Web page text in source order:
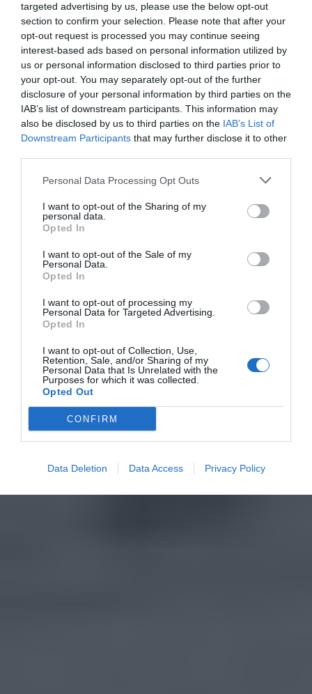
targeted advertising by us, please use the below opt-out
section to confirm your selection. Please note that after your
opt-out request is processed you may continue seeing
interest-based ads based on personal information utilized by
us or personal information disclosed to third parties prior to
your opt-out. You may separately opt-out of the further
disclosure of your personal information by third parties on the
IAB’s list of downstream participants. This information may
also be disclosed by us to third parties on the IAB’s List of
Downstream Participants that may further disclose it to other
Personal Data Processing Opt Outs
I want to opt-out of the Sharing of my
personal data.
Opted In
I want to opt-out of the Sale of my
Personal Data.
Opted In
I want to opt-out of processing my
Personal Data for Targeted Advertising.
Opted In
I want to opt-out of Collection, Use,
Retention, Sale, and/or Sharing of my
Personal Data that Is Unrelated with the
Purposes for which it was collected.
Opted Out
CONFIRM
Data Deletion Data Access Privacy Policy